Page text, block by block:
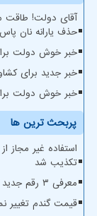
آقای دولت! طاقت
حذف یارانه نان
خبر خوش دولت
خبر جدید برای
خبر خوش دولت
پربحث ترین ها
استفاده غیر
تکذیب شد
معرفی ۳ رقم جدید آویشن
قیمت گندم تغییر